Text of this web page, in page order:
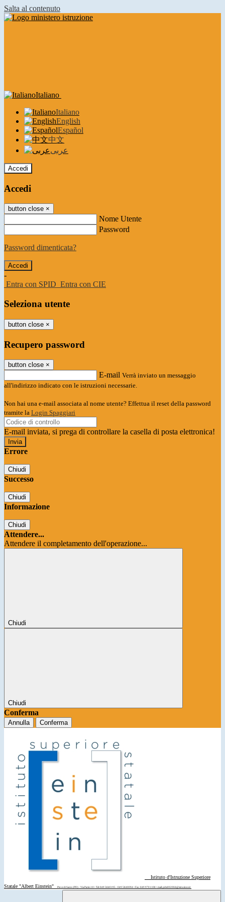
Salta al contenuto
Italiano
Italiano
English
Español
中文
عربى
Accedi
Accedi
button close ×
Nome Utente
Password
Password dimenticata?
-
Entra con SPID Entra con CIE
Seleziona utente
button close ×
Recupero password
button close ×
E-mail Verrà inviato un messaggio
all'indirizzo indicato con le istruzioni necessarie.
Non hai una e-mail associata al nome utente? Effettua il reset della password
tramite la Login Spaggiari
E-mail inviata, si prega di controllare la casella di posta elettronica!
Errore
Chiudi
Successo
Chiudi
Informazione
Chiudi
Attendere...
Attendere il completamento dell'operazione...
Chiudi
Chiudi
Conferma
Annulla Conferma
Istituto d'Istruzione Superiore
Statale "Albert Einstein"
Piove di Sacco (PD) - Via Parini 10 • Tel: 049 5840195 - 049 5840094 • Fax: 049 9701108 • mail: pdis00200d@istruzione.it